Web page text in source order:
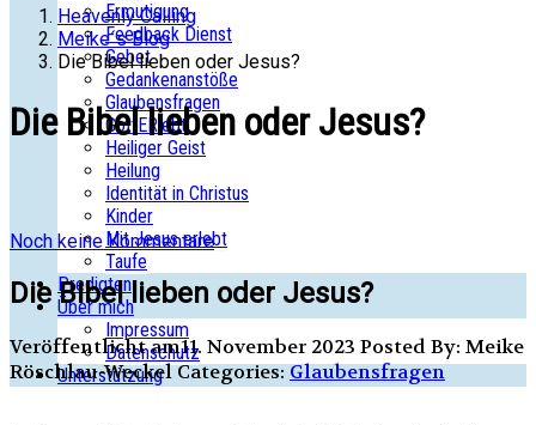
Ermutigung
Feedback Dienst
Gebet
Gedankenanstöße
Glaubensfragen
GottERlebt
Heiliger Geist
Heilung
Identität in Christus
Kinder
Mit Jesus erlebt
Taufe
Predigten
Über mich
Impressum
Datenschutz
Unterstützung
Heavenly Calling
Meike´s Blog
Die Bibel lieben oder Jesus?
Die Bibel lieben oder Jesus?
Noch keine Kommentare
Die Bibel lieben oder Jesus?
Veröffentlicht am11. November 2023 Posted By: Meike
Röschlau-WeckelCategories:Glaubensfragen